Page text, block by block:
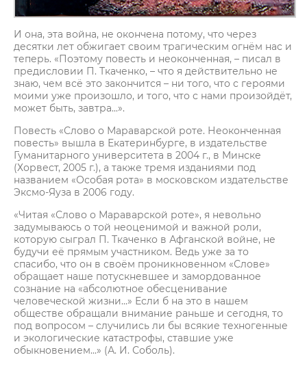
И она, эта война, не окончена потому, что через
десятки лет обжигает своим трагическим огнём нас и
теперь. «Поэтому повесть и неоконченная, – писал в
предисловии П. Ткаченко, – что я действительно не
знаю, чем всё это закончится – ни того, что с героями
моими уже произошло, и того, что с нами произойдёт,
может быть, завтра...».
Повесть «Слово о Мараварской роте. Неоконченная
повесть» вышла в Екатеринбурге, в издательстве
Гуманитарного университета в 2004 г., в Минске
(Хорвест, 2005 г.), а также тремя изданиями под
названием «Особая рота» в московском издательстве
Эксмо-Яуза в 2006 году.
«Читая «Слово о Мараварской роте», я невольно
задумываюсь о той неоценимой и важной роли,
которую сыграл П. Ткаченко в Афганской войне, не
будучи её прямым участником. Ведь уже за то
спасибо, что он в своём проникновенном «Слове»
обращает наше потускневшее и замордованное
сознание на «абсолютное обесценивание
человеческой жизни...» Если б на это в нашем
обществе обращали внимание раньше и сегодня, то
под вопросом – случились ли бы всякие техногенные
и экологические катастрофы, ставшие уже
обыкновением...» (А. И. Соболь).